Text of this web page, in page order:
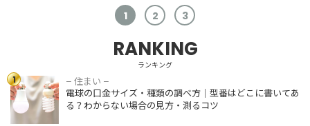
1 2 3
RANKING
ランキング
1
電球の口金
サイズ・種
類の調べ方
– 住まい –
電球の口金サイズ・種類の調べ方｜型番はどこに書いてあ
る？わからない場合の見方・測るコツ